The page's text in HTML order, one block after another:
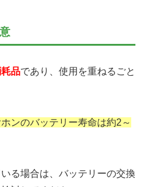
品であり、使用を重ねるごと
ンのバッテリー寿命は約2～
る場合は、バッテリーの交換